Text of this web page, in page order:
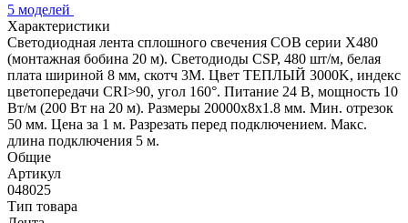
5 моделей
Характеристики
Светодиодная лента сплошного свечения COB серии X480
(монтажная бобина 20 м). Светодиоды CSP, 480 шт/м, белая
плата шириной 8 мм, скотч 3M. Цвет ТЕПЛЫЙ 3000K, индекс
цветопередачи CRI>90, угол 160°. Питание 24 В, мощность 10
Вт/м (200 Вт на 20 м). Размеры 20000х8х1.8 мм. Мин. отрезок
50 мм. Цена за 1 м. Разрезать перед подключением. Макс.
длина подключения 5 м.
Общие
Артикул
048025
Тип товара